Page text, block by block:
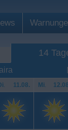
14
. 11.08. Mi.